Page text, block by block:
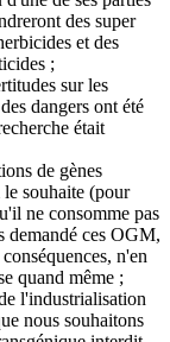
des super
et des
;
sur les
dangers ont été
était
de gènes
souhaite (pour
ne consomme pas
demandé ces OGM,
n'en
quand même ;
l'industrialisation
nous souhaitons